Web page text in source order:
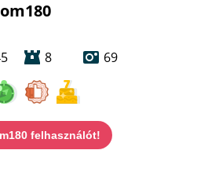
8 69
felhasználót!